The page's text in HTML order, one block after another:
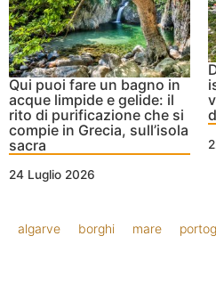
Qui puoi fare un bagno in
acque limpide e gelide: il
rito di purificazione che si
compie in Grecia, sull’isola
sacra
24 Luglio 2026
algarve borghi mare